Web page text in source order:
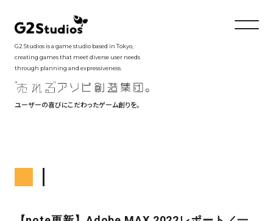
G2 Studios is a game studio based in Tokyo,
creating games that meet diverse user needs
through planning and expressiveness.
ユーザーの喜びにこだわったゲーム創りを。